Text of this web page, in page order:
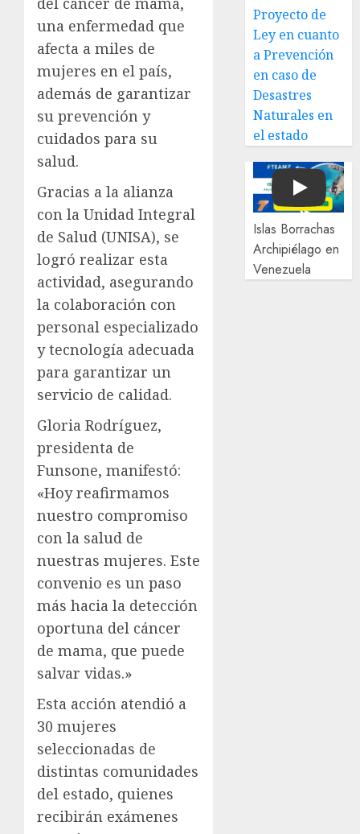
una enfermedad que
afecta a miles de
mujeres en el país,
además de garantizar
su prevención y
cuidados para su
salud.
Gracias a la alianza
con la Unidad Integral
de Salud (UNISA), se
logró realizar esta
actividad, asegurando
la colaboración con
personal especializado
y tecnología adecuada
para garantizar un
servicio de calidad.
Gloria Rodríguez,
presidenta de
Funsone, manifestó:
«Hoy reafirmamos
nuestro compromiso
con la salud de
nuestras mujeres. Este
convenio es un paso
más hacia la detección
oportuna del cáncer
de mama, que puede
salvar vidas.»
Esta acción atendió a
30 mujeres
seleccionadas de
distintas comunidades
del estado, quienes
recibirán exámenes
Proyecto de
Ley en cuanto
a Prevención
en caso de
Desastres
Naturales en
el estado
Play
Islas Borrachas
Archipiélago en
Venezuela